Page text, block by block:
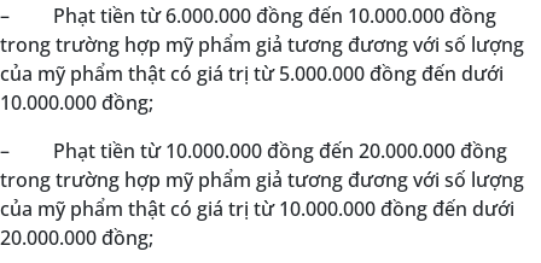
–
Phạt tiền từ 6.000.000 đồng đến 10.000.000 đồng
trong trường hợp mỹ phẩm giả tương đương với số lượng
của mỹ phẩm thật có giá trị từ 5.000.000 đồng đến dưới
10.000.000 đồng;
–
Phạt tiền từ 10.000.000 đồng đến 20.000.000 đồng
trong trường hợp mỹ phẩm giả tương đương với số lượng
của mỹ phẩm thật có giá trị từ 10.000.000 đồng đến dưới
20.000.000 đồng;